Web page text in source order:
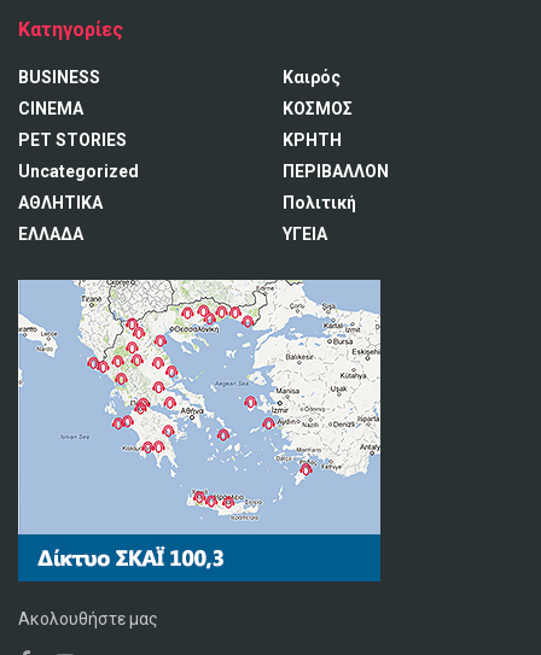
Κατηγορίες
BUSINESS
CINEMA
PET STORIES
Uncategorized
ΑΘΛΗΤΙΚΑ
ΕΛΛΑΔΑ
Καιρός
ΚΟΣΜΟΣ
ΚΡΗΤΗ
ΠΕΡΙΒΑΛΛΟΝ
Πολιτική
ΥΓΕΙΑ
Ακολουθήστε μας